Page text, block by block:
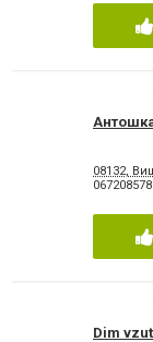
08132,
Dim